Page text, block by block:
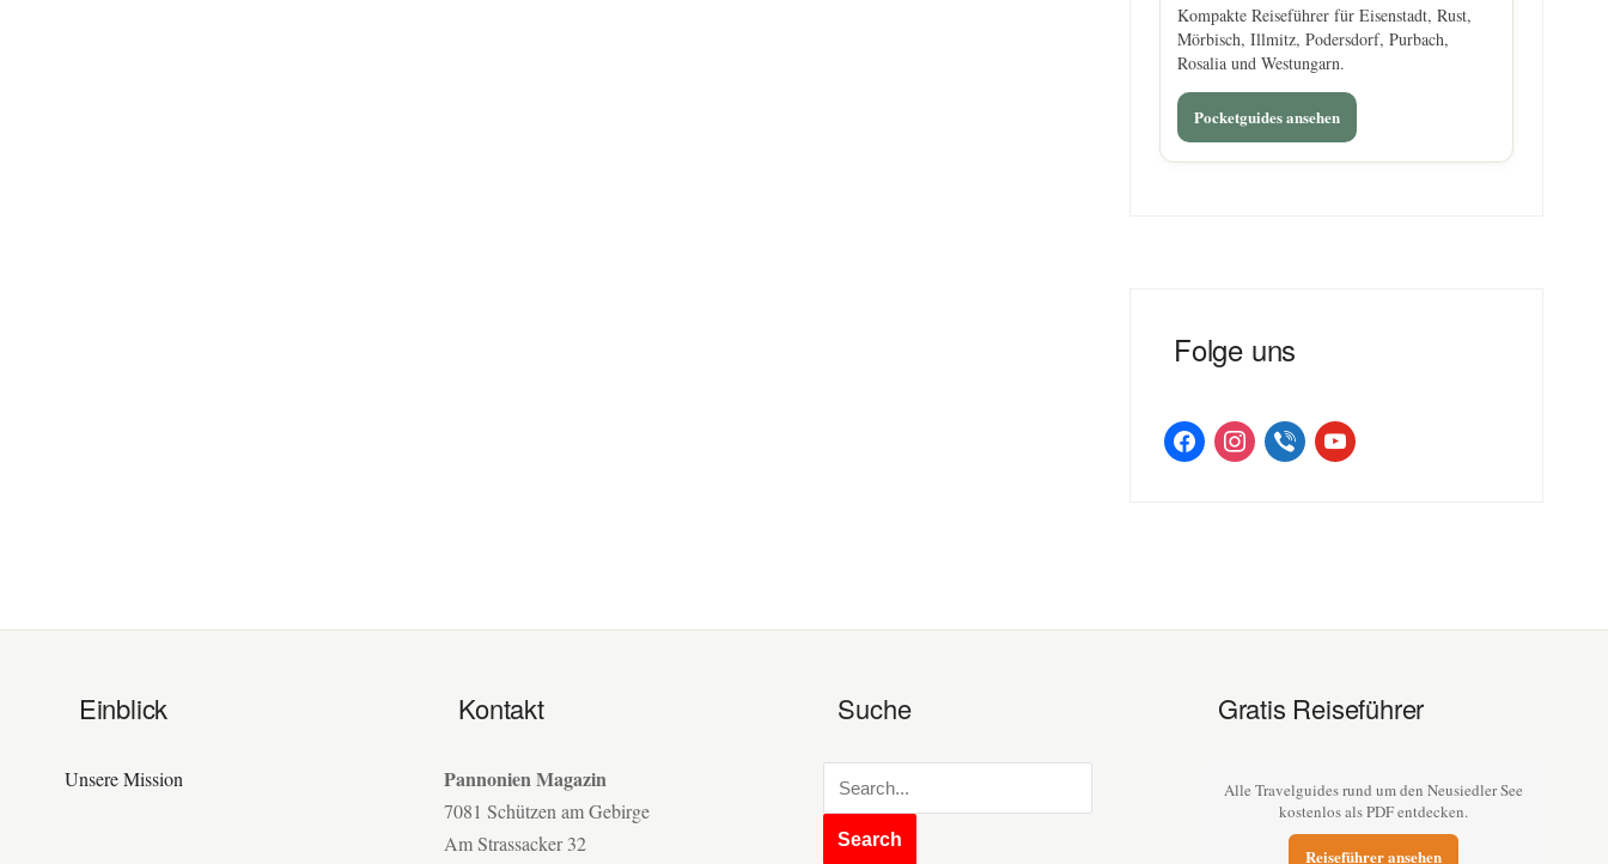
Kompakte Reiseführer für Eisenstadt, Rust,
Mörbisch, Illmitz, Podersdorf, Purbach,
Rosalia und Westungarn.
Pocketguides ansehen
Folge uns
facebookinstagramviber youtube
Einblick
Unsere Mission
Kontakt
Pannonien Magazin
7081 Schützen am Gebirge
Am Strassacker 32
Suche Gratis Reiseführer
Alle Travelguides rund um den Neusiedler See
kostenlos als PDF entdecken.
Reiseführer ansehen